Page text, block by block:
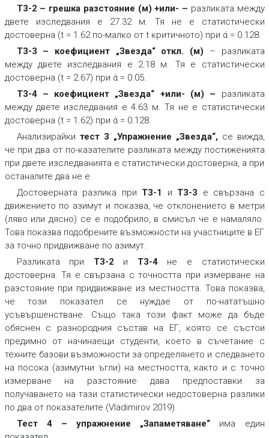
Т3-2 – грешка разстояние (м) +или- – разликата между
двете изследвания е 27.32 м. Тя не е статистически
достоверна (t = 1.62 по-малко от t критичното) при ά = 0.128.
Т3-3 – коефициент „Звезда“ откл. (м) – разликата
между двете изследвания е 2.18 м. Тя е статистически
достоверна (t = 2.67) при ά = 0.05.
Т3-4 – коефициент „Звезда“ +или- (м) – разликата
между двете изследвания е 4.63 м. Тя не е статистически
достоверна (t = 1.62) при ά = 0.128.
Анализирайки тест 3 „Упражнение „Звезда“,се вижда,
че при два от по-казателите разликата между постиженията
при двете изследванията е статистически достоверна, а при
останалите два не е.
Достоверната разлика при Т3-1 и Т3-3 е свързана с
движението по азимут и показва, че отклонението в метри
(ляво или дясно) се е подобрило, в смисъл че е намаляло.
Това показва подобрените възможности на участниците в ЕГ
за точно придвижване по азимут.
Разликата при Т3-2 и Т3-4 не е статистически
достоверна. Тя е свързана с точността при измерване на
разстояние при придвижване из местността. Това показва,
че този показател се нуждае от по-нататъшно
усъвършенстване. Също така този факт може да бъде
обяснен с разнородния състав на ЕГ, която се състои
предимно от начинаещи студенти, което в съчетание с
техните базови възможности за определянето и следването
на посока (азимутни ъгли) на местността, както и с точно
измерване на разстояние дава предпоставки за
получаването на тази статистически недостоверна разлики
по два от показателите (Vladimirov 2019).
Тест 4 – упражнение „Запаметяване“ има един